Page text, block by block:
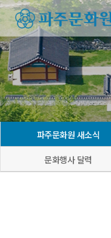
파주문화원 새소식
문화행사 달력